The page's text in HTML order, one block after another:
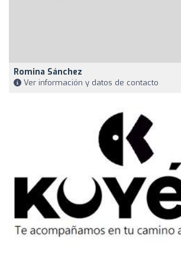
Romina Sánchez
Ver información y datos de contacto